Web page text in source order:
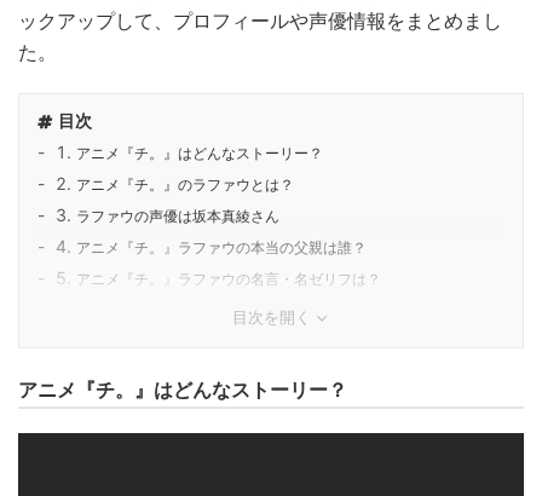
ックアップして、プロフィールや声優情報をまとめまし
た。
目次
アニメ『チ。』はどんなストーリー？
アニメ『チ。』のラファウとは？
ラファウの声優は坂本真綾さん
アニメ『チ。』ラファウの本当の父親は誰？
アニメ『チ。』ラファウの名言・名ゼリフは？
目次を開く
アニメ『チ。』はどんなストーリー？